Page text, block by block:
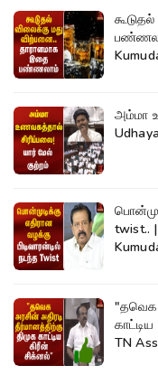
அம்மா
twist..
"தவெக
TN